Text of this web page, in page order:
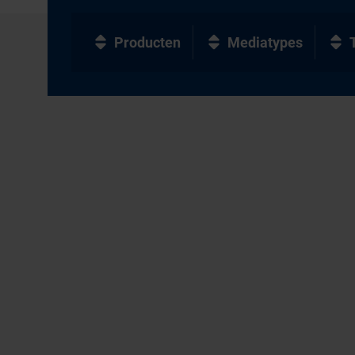
Producten Mediatypes